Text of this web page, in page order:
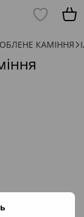
КАМІННЯ